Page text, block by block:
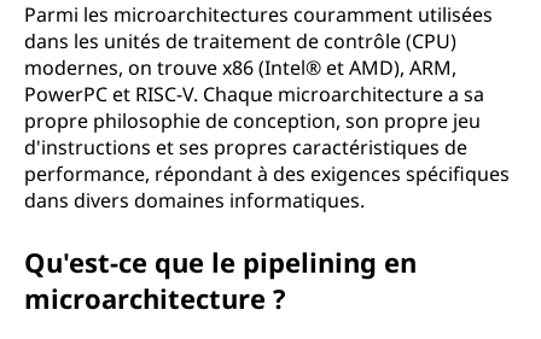
Parmi les microarchitectures couramment utilisées
dans les unités de traitement de contrôle (CPU)
modernes, on trouve x86 (Intel® et AMD), ARM,
PowerPC et RISC-V. Chaque microarchitecture a sa
propre philosophie de conception, son propre jeu
d'instructions et ses propres caractéristiques de
performance, répondant à des exigences spécifiques
dans divers domaines informatiques.
Qu'est-ce que le pipelining en
microarchitecture ?